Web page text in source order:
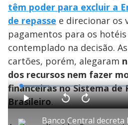
têm poder para excluir a
de repasse e direcionar os
pagamentos para os
contemplado na decisão.
cartões, porém, alegaram
dos recursos nem fazer
financeiras no Sistema de
Brasileiro.
P V
t
A
n
L
o
a
d
e